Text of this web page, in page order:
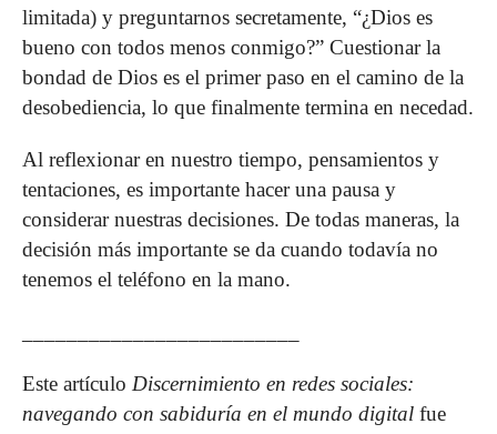
limitada) y preguntarnos secretamente, “¿Dios es
bueno con todos menos conmigo?” Cuestionar la
bondad de Dios es el primer paso en el camino de la
desobediencia, lo que finalmente termina en necedad.
Al reflexionar en nuestro tiempo, pensamientos y
tentaciones, es importante hacer una pausa y
considerar nuestras decisiones. De todas maneras, la
decisión más importante se da cuando todavía no
tenemos el teléfono en la mano.
Este artículo Discernimiento en redes sociales:
navegando con sabiduría en el mundo digital fue